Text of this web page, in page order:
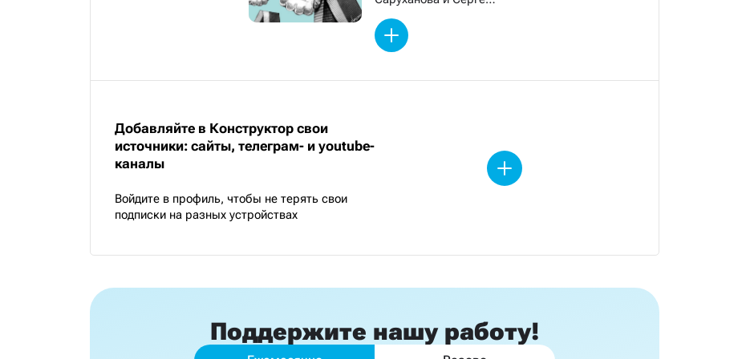
Добавляйте в Конструктор свои
источники: сайты, телеграм- и youtube-
каналы
Войдите в профиль, чтобы не терять свои
подписки на разных устройствах
Поддержите нашу работу!